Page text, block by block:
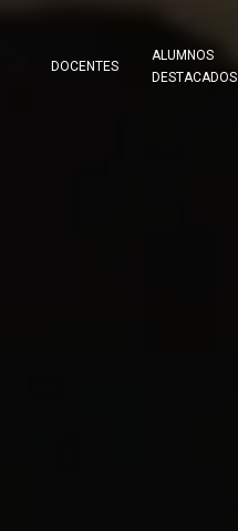
DOCENTES
ALUMNOS
DESTACADOS